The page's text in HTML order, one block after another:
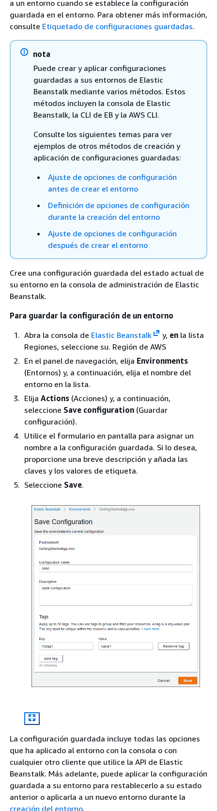
a un entorno cuando se establece la configuración
guardada en el entorno. Para obtener más información,
consulte Etiquetado de configuraciones guardadas.
nota
Puede crear y aplicar configuraciones
guardadas a sus entornos de Elastic
Beanstalk mediante varios métodos. Estos
métodos incluyen la consola de Elastic
Beanstalk, la CLI de EB y la AWS CLI.
Consulte los siguientes temas para ver
ejemplos de otros métodos de creación y
aplicación de configuraciones guardadas:
Ajuste de opciones de configuración
antes de crear el entorno
Definición de opciones de configuración
durante la creación del entorno
Ajuste de opciones de configuración
después de crear el entorno
Cree una configuración guardada del estado actual de
su entorno en la consola de administración de Elastic
Beanstalk.
Para guardar la configuración de un entorno
Abra la consola de Elastic Beanstalk y, enla lista
Regiones, seleccione su. Región de AWS
En el panel de navegación, elija Environments
(Entornos) y, a continuación, elija el nombre del
entorno en la lista.
Elija Actions (Acciones) y, a continuación,
seleccione Save configuration (Guardar
configuración).
Utilice el formulario en pantalla para asignar un
nombre a la configuración guardada. Si lo desea,
proporcione una breve descripción y añada las
claves y los valores de etiqueta.
Seleccione Save.
La configuración guardada incluye todas las opciones
que ha aplicado al entorno con la consola o con
cualquier otro cliente que utilice la API de Elastic
Beanstalk. Más adelante, puede aplicar la configuración
guardada a su entorno para restablecerlo a su estado
anterior o aplicarla a un nuevo entorno durante la
creación del entorno.